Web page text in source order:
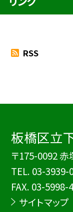
RSS
板橋区立
〒175-0092
TEL. 03-3939-
FAX. 03-5998-
サイトマップ